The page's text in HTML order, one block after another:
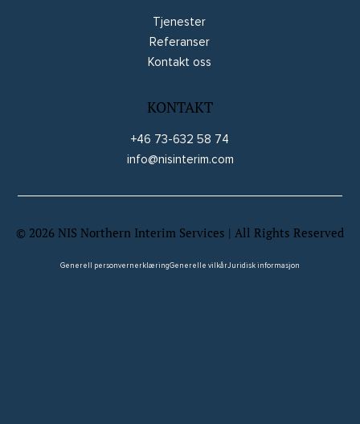
© 2026 NIS Northern Interim Services | All Rights Reserved
Generell personvernerklæringGenerelle vilkårJuridisk informasjon
Tjenester
Referanser
Kontakt oss
KONTAKT
+46 73-632 58 74
info@nisinterim.com